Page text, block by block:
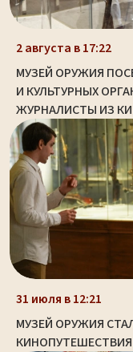
2 августа в 17:22
МУЗЕЙ ОРУЖИЯ
И КУЛЬТУРНЫХ
ЖУРНАЛИСТЫ ИЗ
31 июля в 12:21
МУЗЕЙ ОРУЖИЯ